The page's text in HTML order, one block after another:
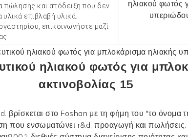
πώλησης και απόδειξη που δεν
υλικά επιβλαβή υλικά.
επικοινωνήστε μαζί
στο Foshan με τη φήμη του "το όνομα
που ενσωματώνει r&d, προαγωγή και πωλήσεις.